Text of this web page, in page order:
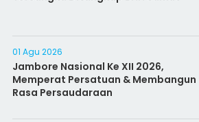
01 Agu 2026
Jambore Nasional Ke XII 2026,
Memperat Persatuan & Membangun
Rasa Persaudaraan